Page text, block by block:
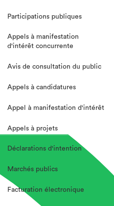
Participations publiques
Appels à manifestation
d'intérêt concurrente
Avis de consultation du public
Appels à candidatures
Appel à manifestation d'intérêt
Appels à projets
Déclarations d'intention
Marchés publics
Facturation électronique